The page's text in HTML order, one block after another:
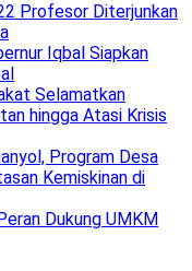
Profesor Diterjunkan
Iqbal Siapkan
Selamatkan
hingga Atasi Krisis
Program Desa
Kemiskinan di
Dukung UMKM